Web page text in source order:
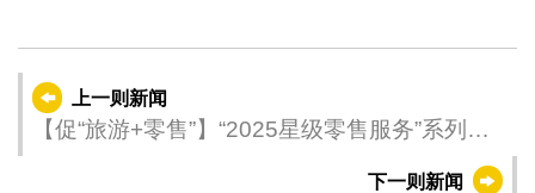
上一则新闻
【促“旅游+零售”】“2025星级零售服务”系列讲
下一则新闻